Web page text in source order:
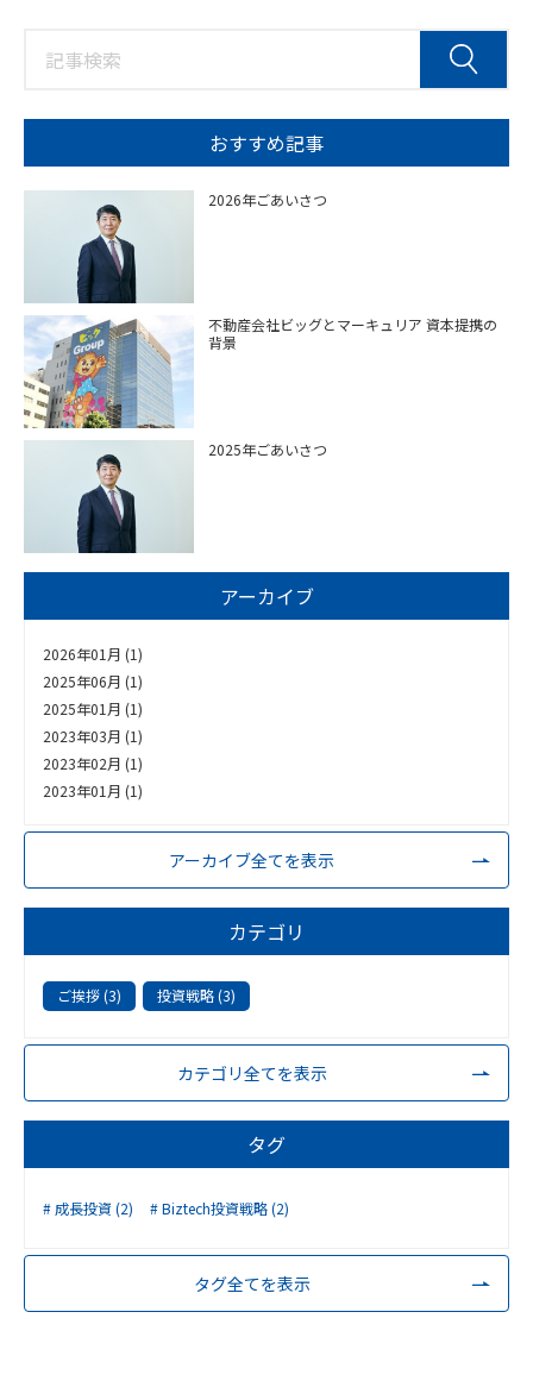
おすすめ記事
2026年ごあいさつ
不動産会社ビッグとマーキュリア 資本提携の
背景
2025年ごあいさつ
アーカイブ
2026年01月 (1)
2025年06月 (1)
2025年01月 (1)
2023年03月 (1)
2023年02月 (1)
2023年01月 (1)
アーカイブ全てを表示
カテゴリ
ご挨拶 (3) 投資戦略 (3)
カテゴリ全てを表示
タグ
成長投資 (2) Biztech投資戦略 (2)
タグ全てを表示